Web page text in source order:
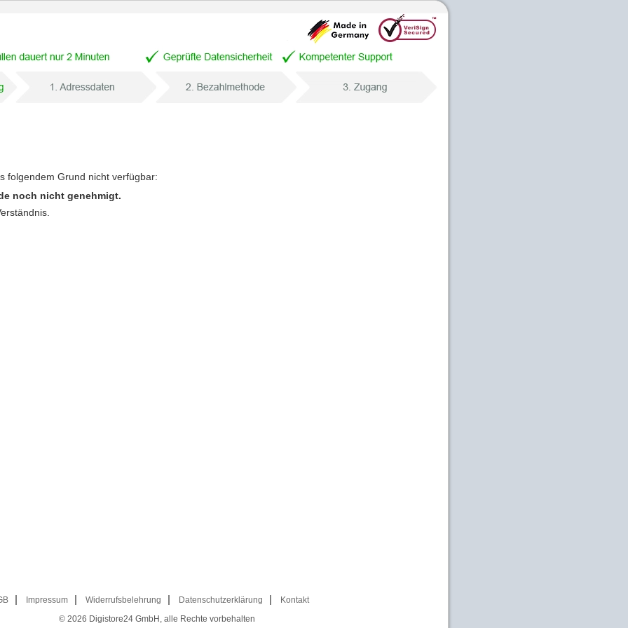
folgendem Grund nicht verfügbar:
noch nicht genehmigt.
Impressum Widerrufsbelehrung Datenschutzerklärung
Kontakt
© 2026 Digistore24 GmbH, alle Rechte vorbehalten